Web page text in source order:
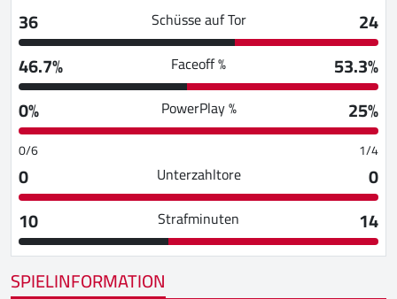
36
Schüsse auf Tor
24
46.7%
Faceoff %
53.3%
0%
PowerPlay % 25%
0/6 1/4
0 Unterzahltore
0
10
Strafminuten
14
SPIELINFORMATION